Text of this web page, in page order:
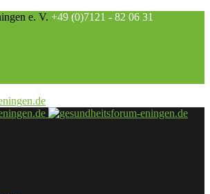
e. V. +49 (0)7121 - 82 06 31